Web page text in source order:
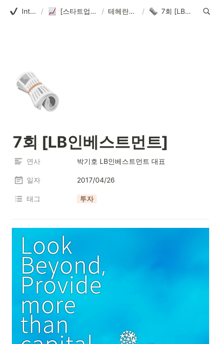
Introduction / [스타트업얼라이언스] 테헤란로펀딩클럽 / 테헤란로펀딩클럽 / 7회 [LB인베스트먼트]
🗞️
7회 [LB인베스트먼트]
연사 박기호 LB인베스트먼트 대표
일자 2017/04/26
태그 투자